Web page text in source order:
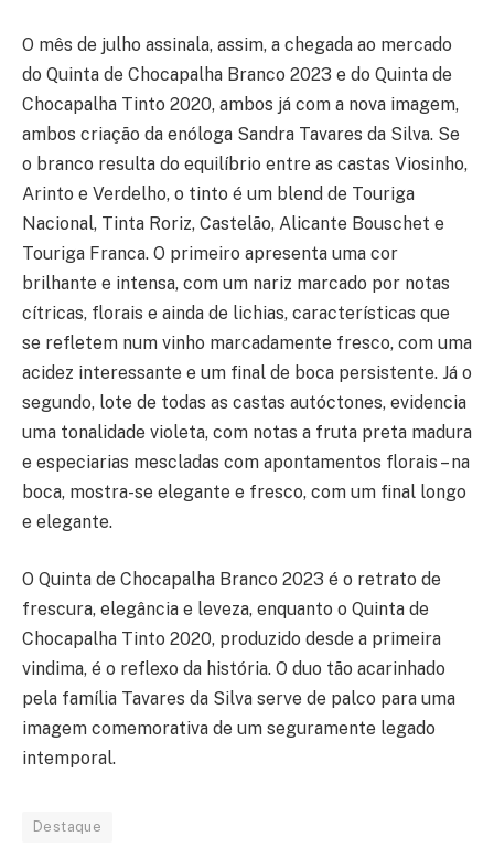
O mês de julho assinala, assim, a chegada ao mercado
do Quinta de Chocapalha Branco 2023 e do Quinta de
Chocapalha Tinto 2020, ambos já com a nova imagem,
ambos criação da enóloga Sandra Tavares da Silva. Se
o branco resulta do equilíbrio entre as castas Viosinho,
Arinto e Verdelho, o tinto é um blend de Touriga
Nacional, Tinta Roriz, Castelão, Alicante Bouschet e
Touriga Franca. O primeiro apresenta uma cor
brilhante e intensa, com um nariz marcado por notas
cítricas, florais e ainda de lichias, características que
se refletem num vinho marcadamente fresco, com uma
acidez interessante e um final de boca persistente. Já o
segundo, lote de todas as castas autóctones, evidencia
uma tonalidade violeta, com notas a fruta preta madura
e especiarias mescladas com apontamentos florais – na
boca, mostra-se elegante e fresco, com um final longo
e elegante.
O Quinta de Chocapalha Branco 2023 é o retrato de
frescura, elegância e leveza, enquanto o Quinta de
Chocapalha Tinto 2020, produzido desde a primeira
vindima, é o reflexo da história. O duo tão acarinhado
pela família Tavares da Silva serve de palco para uma
imagem comemorativa de um seguramente legado
intemporal.
Destaque